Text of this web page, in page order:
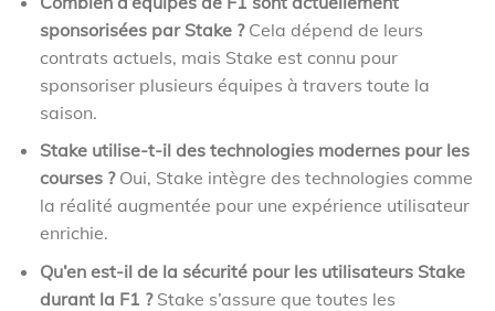
sponsorisées par Stake ?Cela dépend de leurs
contrats actuels, mais Stake est connu pour
sponsoriser plusieurs équipes à travers toute la
saison.
Stake utilise-t-il des technologies modernes pour les
courses ?Oui, Stake intègre des technologies comme
la réalité augmentée pour une expérience utilisateur
enrichie.
Qu’en est-il de la sécurité pour les utilisateurs Stake
durant la F1 ?Stake s’assure que toutes les